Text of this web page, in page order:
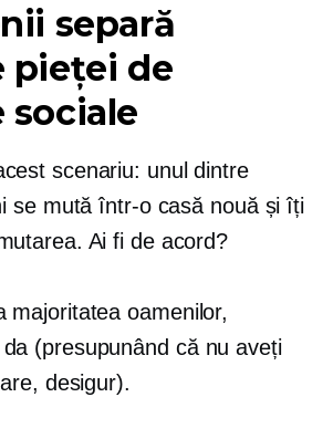
separă
pieței de
sociale
scenariu: unul dintre
se mută într-o casă nouă și îți
Ai fi de acord?
majoritatea oamenilor,
(presupunând că nu aveți
desigur).